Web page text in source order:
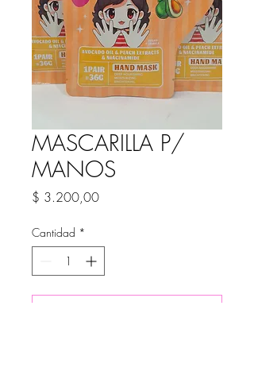
MASCARILLA P/
MANOS
$ 3.200,00Precio
Cantidad *